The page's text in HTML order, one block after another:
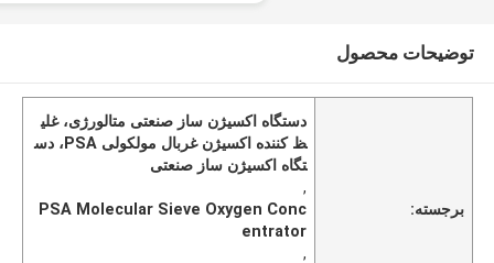
توضیحات محصول
برجسته:
دستگاه اکسیژن ساز صنعتی متالورژی، غلی
ظ کننده اکسیژن غربال مولکولی PSA، دس
تگاه اکسیژن ساز صنعتی
,
PSA Molecular Sieve Oxygen Conc
entrator
,